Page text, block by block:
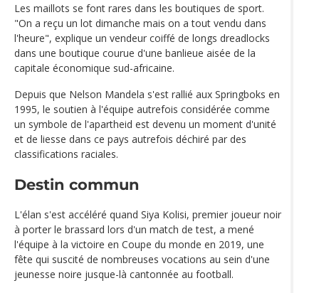
Les maillots se font rares dans les boutiques de sport.
"On a reçu un lot dimanche mais on a tout vendu dans
l'heure", explique un vendeur coiffé de longs dreadlocks
dans une boutique courue d'une banlieue aisée de la
capitale économique sud-africaine.
Depuis que Nelson Mandela s'est rallié aux Springboks en
1995, le soutien à l'équipe autrefois considérée comme
un symbole de l'apartheid est devenu un moment d'unité
et de liesse dans ce pays autrefois déchiré par des
classifications raciales.
Destin commun
L'élan s'est accéléré quand Siya Kolisi, premier joueur noir
à porter le brassard lors d'un match de test, a mené
l'équipe à la victoire en Coupe du monde en 2019, une
fête qui suscité de nombreuses vocations au sein d'une
jeunesse noire jusque-là cantonnée au football.